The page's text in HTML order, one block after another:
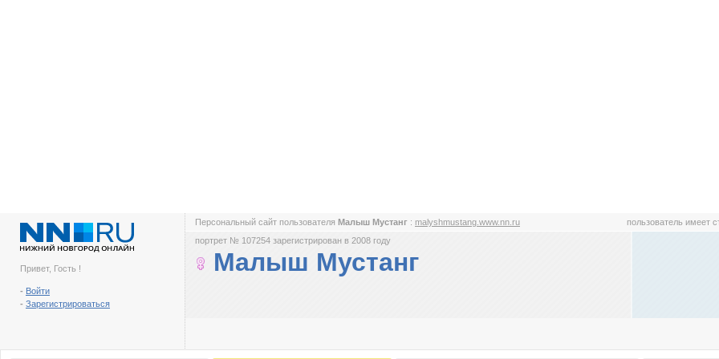
Привет, Гость !
- Войти
- Зарегистрироваться
Персональный сайт пользователя Малыш Мустанг : malyshmustang.www.nn.ru пользователь имеет
портрет № 107254 зарегистрирован в 2008 году
Малыш Мустанг